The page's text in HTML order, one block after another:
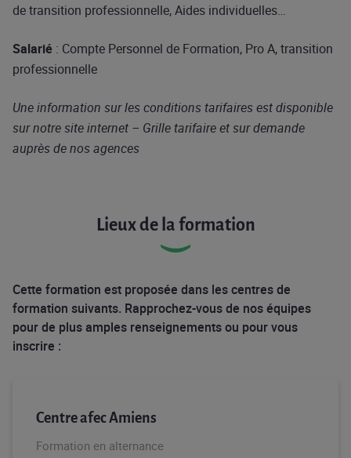
de transition professionnelle, Aides individuelles…
Salarié : Compte Personnel de Formation, Pro A, transition
professionnelle
Une information sur les conditions tarifaires est disponible
sur notre site internet – Grille tarifaire et sur demande
auprès de nos agences
Lieux de la formation
Cette formation est proposée dans les centres de
formation suivants. Rapprochez-vous de nos équipes
pour de plus amples renseignements ou pour vous
inscrire :
Centre afec Amiens
Formation en alternance